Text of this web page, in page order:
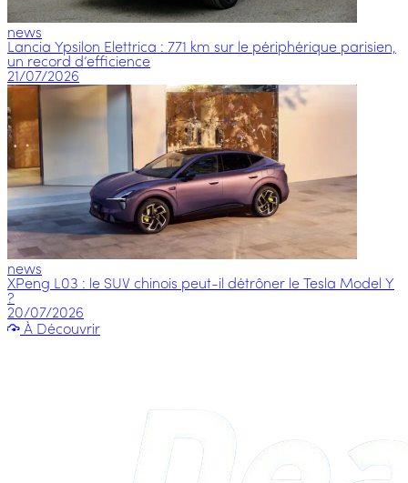
news
Lancia Ypsilon Elettrica : 771 km sur le périphérique parisien,
un record d’efficience
21/07/2026
news
XPeng L03 : le SUV chinois peut-il détrôner le Tesla Model Y
?
20/07/2026
À Découvrir